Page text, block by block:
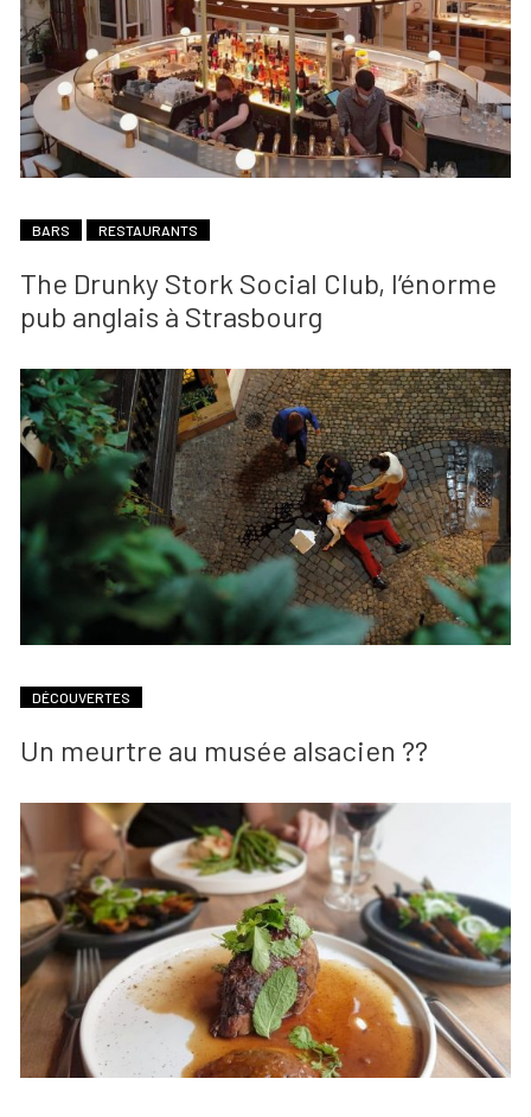
BARS RESTAURANTS
The Drunky Stork Social Club, l’énorme
pub anglais à Strasbourg
DÉCOUVERTES
Un meurtre au musée alsacien ??